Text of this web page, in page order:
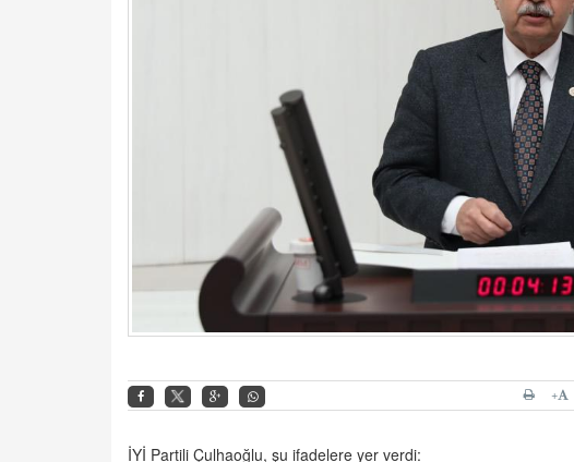
+
İYİ Partili Çulhaoğlu, şu ifadelere yer verdi: